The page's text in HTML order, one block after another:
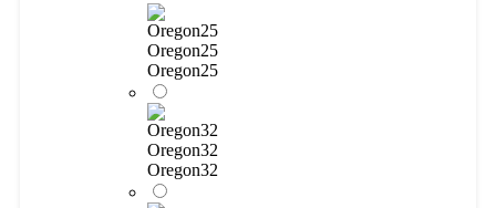
Oregon25
Oregon25
Oregon32
Oregon32